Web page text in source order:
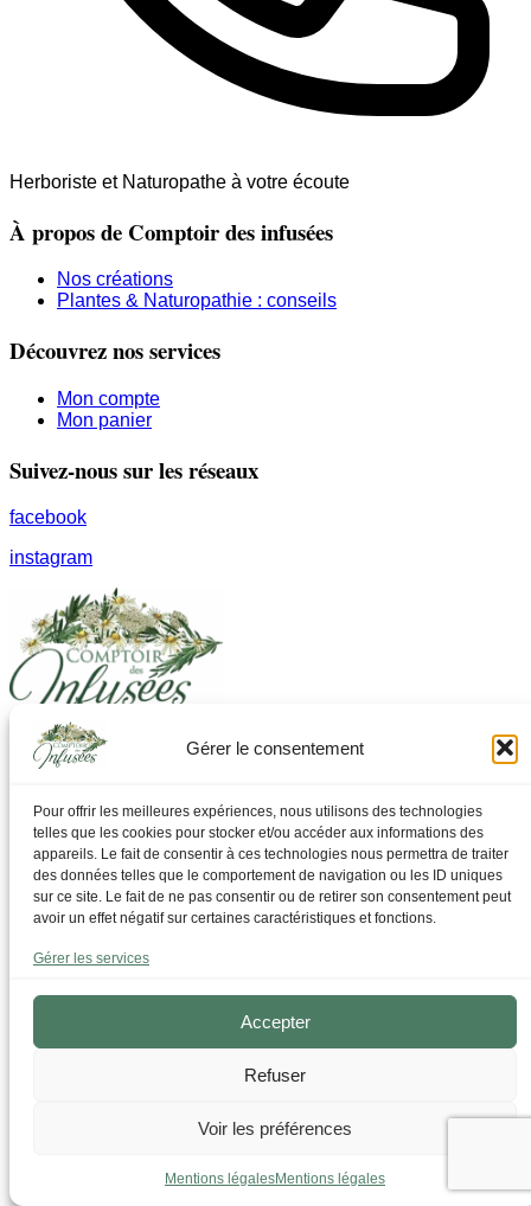
Gérer le consentement
Pour offrir les meilleures expériences, nous utilisons des technologies
telles que les cookies pour stocker et/ou accéder aux informations des
appareils. Le fait de consentir à ces technologies nous permettra de traiter
des données telles que le comportement de navigation ou les ID uniques
sur ce site. Le fait de ne pas consentir ou de retirer son consentement peut
avoir un effet négatif sur certaines caractéristiques et fonctions.
Gérer les services
Accepter
Refuser
Voir les préférences
Mentions légalesMentions légales
Herboriste et Naturopathe à votre écoute
À propos de Comptoir des infusées
Nos créations
Plantes & Naturopathie : conseils
Découvrez nos services
Mon compte
Mon panier
Suivez-nous sur les réseaux
facebook
instagram
Laissez-vous guider pour trouver ce dont vous avez
besoin
Par Thématique
Allergies I Refroidissement
Articulations | os | Muscles
Circulation | Jambes lourdes
Confort urinaire
Détente | Relaxation
Drainage | Perte de poids
Femmes | Cycles
Foie | Métabolisme | Sucres
Immunité | Vitalité
Peau | Ongles | Cheveux
Tisanes bien-être